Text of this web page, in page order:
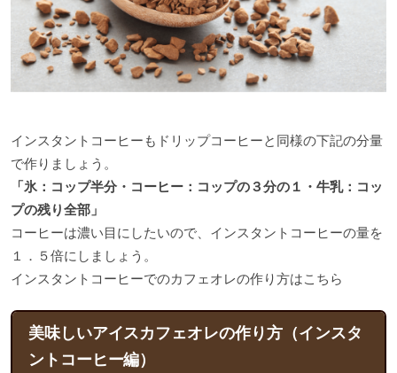
インスタントコーヒーもドリップコーヒーと同様の下記の分量
で作りましょう。
「氷：コップ半分・コーヒー：コップの３分の１・牛乳：コッ
プの残り全部」
コーヒーは濃い目にしたいので、インスタントコーヒーの量を
１．５倍にしましょう。
インスタントコーヒーでのカフェオレの作り方はこちら
美味しいアイスカフェオレの作り方（インスタ
ントコーヒー編）